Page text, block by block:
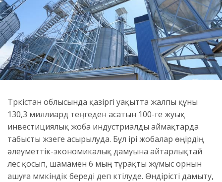
Түркістан облысында қазіргі уақытта жалпы құны
130,3 миллиард теңгеден асатын 100-ге жуық
инвестициялық жоба индустриалды аймақтарда
табысты жүзеге асырылуда. Бұл ірі жобалар өңірдің
әлеуметтік-экономикалық дамуына айтарлықтай
үлес қосып, шамамен 6 мың тұрақты жұмыс орнын
ашуға мүмкіндік береді деп күтілуде. Өндірісті дамыту,